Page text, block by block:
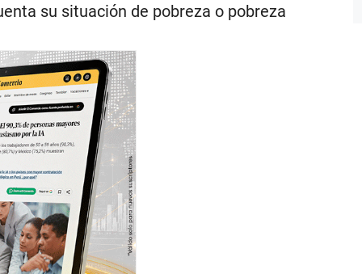
su situación de pobreza o pobreza